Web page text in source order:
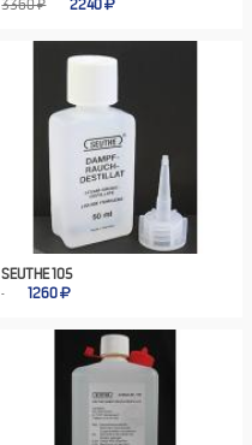
3360 ₽
2240
SEUTHE 105
1260